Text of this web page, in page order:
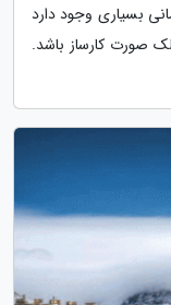
بسیاری وجود دارد
صورت کارساز باشد.